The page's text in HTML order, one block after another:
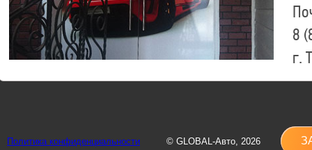
8
г.
8
Политика конфиденциальности © GLOBAL-Авто, 2026